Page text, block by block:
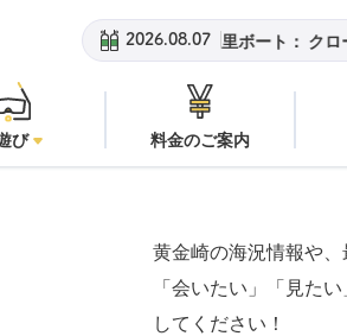
2026.08.07
潜水注意 安良里ボート： クローズ
び 料金のご案内
黄金崎の海況情報や
「会いたい」「見た
してください！